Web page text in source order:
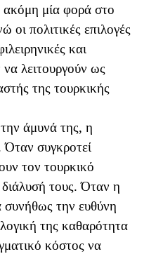
ακόμη μία φορά στο
οι πολιτικές επιλογές
και
να λειτουργούν ως
της τουρκικής
άμυνά της, η
Όταν συγκροτεί
τον τουρκικό
τους. Όταν η
συνήθως την ευθύνη
της καθαρότητα
κόστος να